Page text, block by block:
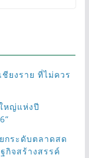
ยงราย ที่ไม่ควร
หญ่แห่งปี
กระดับตลาดสด
จสร้างสรรค์